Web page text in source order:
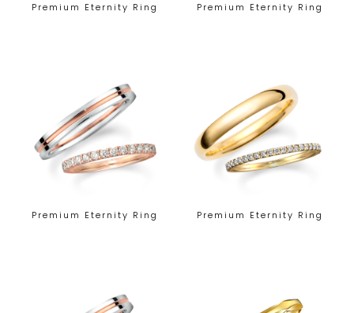
Premium Eternity Ring Premium Eternity Ring
Premium Eternity Ring Premium Eternity Ring